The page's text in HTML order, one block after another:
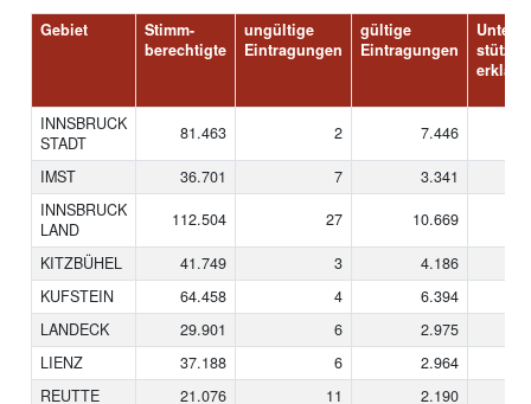
Gebiet
Stimm-
berechtigte
ungültige
Eintragungen
gültige
Eintragungen
Unter-
INNSBRUCK
STADT
81.463 2 7.446
IMST 36.701 7
3.341
INNSBRUCK
LAND
112.504 27 10.669
KITZBÜHEL 41.749 3
4.186
KUFSTEIN
64.458 4
6.394
LANDECK
29.901 6
2.975
LIENZ
37.188 6
2.964
REUTTE
21.076 11
2.190